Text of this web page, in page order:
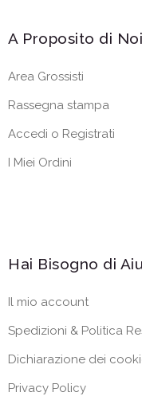
A Proposito di Noi
Area Grossisti
Rassegna stampa
Accedi o Registrati
I Miei Ordini
Hai Bisogno di
Il mio account
Spedizioni & Politica
Dichiarazione dei
Privacy Policy